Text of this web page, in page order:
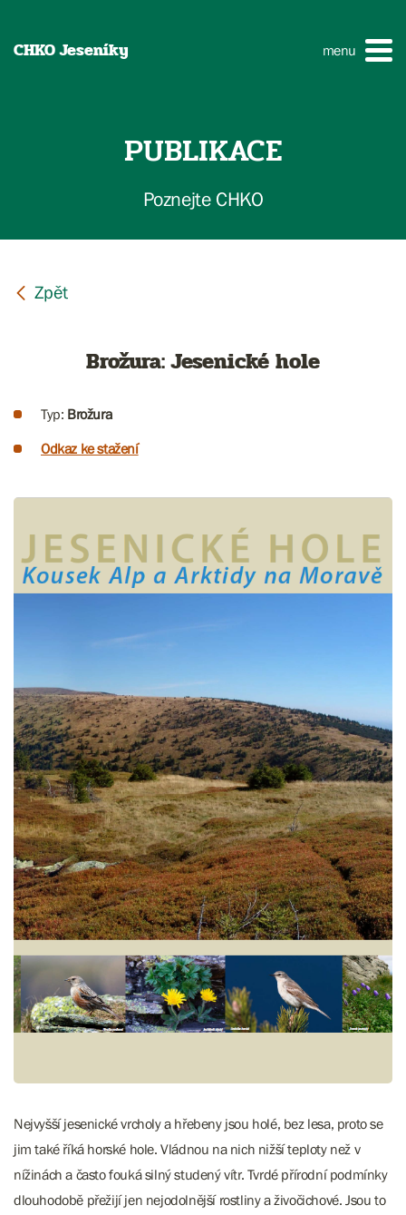
CHKO Jeseníky menu
PUBLIKACE
Poznejte CHKO
Brožura: Jesenické hole
Typ: Brožura
Odkaz ke stažení
Nejvyšší jesenické vrcholy a hřebeny jsou holé, bez lesa, proto se
jim také říká horské hole. Vládnou na nich nižší teploty než v
nížinách a často fouká silný studený vítr. Tvrdé přírodní podmínky
dlouhodobě přežijí jen nejodolnější rostliny a živočichové. Jsou to